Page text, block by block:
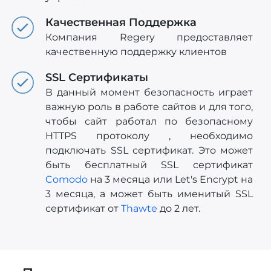
Качественная Поддержка
Компания Regery предоставляет
качественную поддержку клиентов
SSL Сертификаты
В данный момент безопасность играет
важную роль в работе сайтов и для того,
чтобы сайт работал по безопасному
HTTPS протоколу , необходимо
подключать SSL сертификат. Это может
быть бесплатный SSL сертификат
Comodo на 3 месяца или Let's Encrypt на
3 месяца, а может быть именитый SSL
сертификат от Thawte до 2 лет.